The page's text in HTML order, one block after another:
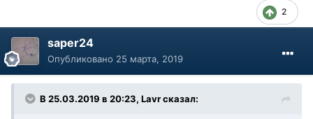
2
saper24
Опубликовано 25 марта, 2019
В 25.03.2019 в 20:23, Lavr сказал: